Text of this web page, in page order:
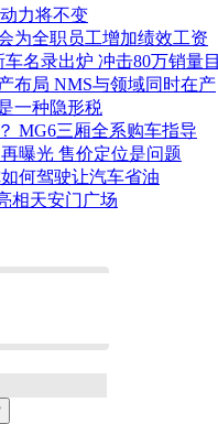
力将不变
为全职员工增加绩效工资
名录出炉 冲击80万销量目
布局 NMS与领域同时在产
一种隐形税
MG6三厢全系购车指导
曝光 售价定位是问题
何驾驶让汽车省油
相天安门广场